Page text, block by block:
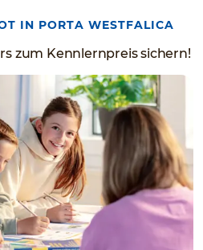
IN PORTA WESTFALICA
zum Kennlernpreis sichern!